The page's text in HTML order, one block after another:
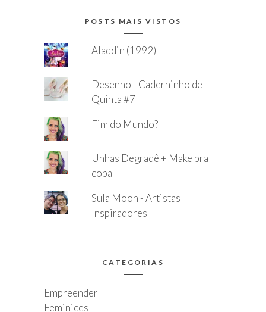
POSTS MAIS VISTOS
Aladdin (1992)
Desenho - Caderninho de
Quinta #7
Fim do Mundo?
Unhas Degradê + Make pra
copa
Sula Moon - Artistas
Inspiradores
CATEGORIAS
Empreender
Feminices